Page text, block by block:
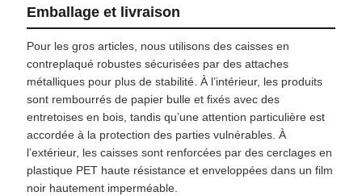
Emballage et livraison
Pour les gros articles, nous utilisons des caisses en
contreplaqué robustes sécurisées par des attaches
métalliques pour plus de stabilité. À l’intérieur, les produits
sont rembourrés de papier bulle et fixés avec des
entretoises en bois, tandis qu’une attention particulière est
accordée à la protection des parties vulnérables. À
l’extérieur, les caisses sont renforcées par des cerclages en
plastique PET haute résistance et enveloppées dans un film
noir hautement imperméable.